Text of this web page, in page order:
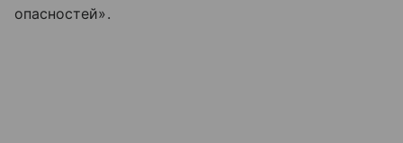
опасностей».